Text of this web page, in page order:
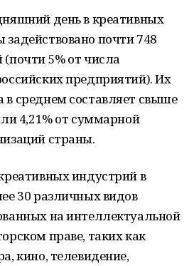
день в креативных
почти 748
5% от числа
предприятий). Их
в среднем составляет свыше
4,21% от суммарной
страны.
индустрий в
30 различных видов
на интеллектуальной
праве, таких как
кино, телевидение,